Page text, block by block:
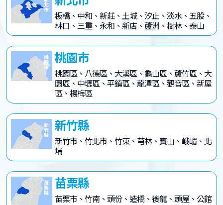
板橋、中和、新莊、土城、汐止、淡水、五股、
林口、三重、永和、新店、蘆洲、樹林、泰山
桃園市
桃園區、八德區、大溪區、龜山區、蘆竹區、大
園區、中壢區、平鎮區、龍潭區、觀音區、新屋
區、楊梅區
新竹縣
新竹市、竹北市、竹東、芎林、寶山、峨嵋、北
埔
苗栗縣
苗栗市、竹南、頭份、造橋、後龍、頭屋、公館